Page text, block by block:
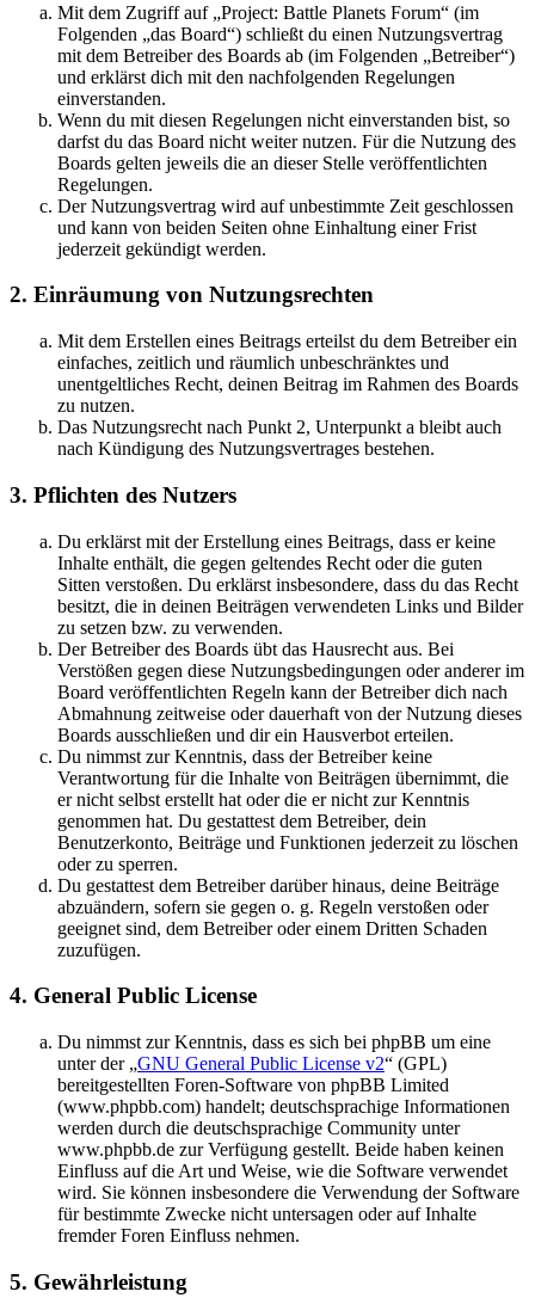
Mit dem Zugriff auf „Project: Battle Planets Forum“ (im
Folgenden „das Board“) schließt du einen Nutzungsvertrag
mit dem Betreiber des Boards ab (im Folgenden „Betreiber“)
und erklärst dich mit den nachfolgenden Regelungen
einverstanden.
Wenn du mit diesen Regelungen nicht einverstanden bist, so
darfst du das Board nicht weiter nutzen. Für die Nutzung des
Boards gelten jeweils die an dieser Stelle veröffentlichten
Regelungen.
Der Nutzungsvertrag wird auf unbestimmte Zeit geschlossen
und kann von beiden Seiten ohne Einhaltung einer Frist
jederzeit gekündigt werden.
2. Einräumung von Nutzungsrechten
Mit dem Erstellen eines Beitrags erteilst du dem Betreiber ein
einfaches, zeitlich und räumlich unbeschränktes und
unentgeltliches Recht, deinen Beitrag im Rahmen des Boards
zu nutzen.
Das Nutzungsrecht nach Punkt 2, Unterpunkt a bleibt auch
nach Kündigung des Nutzungsvertrages bestehen.
3. Pflichten des Nutzers
Du erklärst mit der Erstellung eines Beitrags, dass er keine
Inhalte enthält, die gegen geltendes Recht oder die guten
Sitten verstoßen. Du erklärst insbesondere, dass du das Recht
besitzt, die in deinen Beiträgen verwendeten Links und Bilder
zu setzen bzw. zu verwenden.
Der Betreiber des Boards übt das Hausrecht aus. Bei
Verstößen gegen diese Nutzungsbedingungen oder anderer im
Board veröffentlichten Regeln kann der Betreiber dich nach
Abmahnung zeitweise oder dauerhaft von der Nutzung dieses
Boards ausschließen und dir ein Hausverbot erteilen.
Du nimmst zur Kenntnis, dass der Betreiber keine
Verantwortung für die Inhalte von Beiträgen übernimmt, die
er nicht selbst erstellt hat oder die er nicht zur Kenntnis
genommen hat. Du gestattest dem Betreiber, dein
Benutzerkonto, Beiträge und Funktionen jederzeit zu löschen
oder zu sperren.
Du gestattest dem Betreiber darüber hinaus, deine Beiträge
abzuändern, sofern sie gegen o. g. Regeln verstoßen oder
geeignet sind, dem Betreiber oder einem Dritten Schaden
zuzufügen.
4. General Public License
Du nimmst zur Kenntnis, dass es sich bei phpBB um eine
unter der „GNU General Public License v2“ (GPL)
bereitgestellten Foren-Software von phpBB Limited
(www.phpbb.com) handelt; deutschsprachige Informationen
werden durch die deutschsprachige Community unter
www.phpbb.de zur Verfügung gestellt. Beide haben keinen
Einfluss auf die Art und Weise, wie die Software verwendet
wird. Sie können insbesondere die Verwendung der Software
für bestimmte Zwecke nicht untersagen oder auf Inhalte
fremder Foren Einfluss nehmen.
5. Gewährleistung